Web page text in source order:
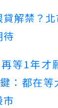
貸解禁？
待
等1年才
：都在等
市